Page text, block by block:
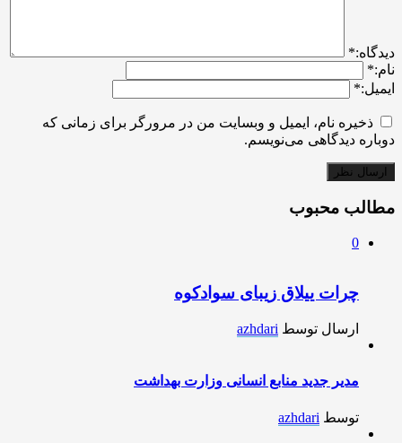
ديدگاه:*
نام:*
ایمیل:*
ذخیره نام، ایمیل و وبسایت من در مرورگر برای زمانی که
دوباره دیدگاهی می‌نویسم.
مطالب محبوب
0
چرات ییلاق زیبای سوادکوه
ارسال توسط azhdari
مدیر جدید منابع انسانی وزارت بهداشت
توسط azhdari